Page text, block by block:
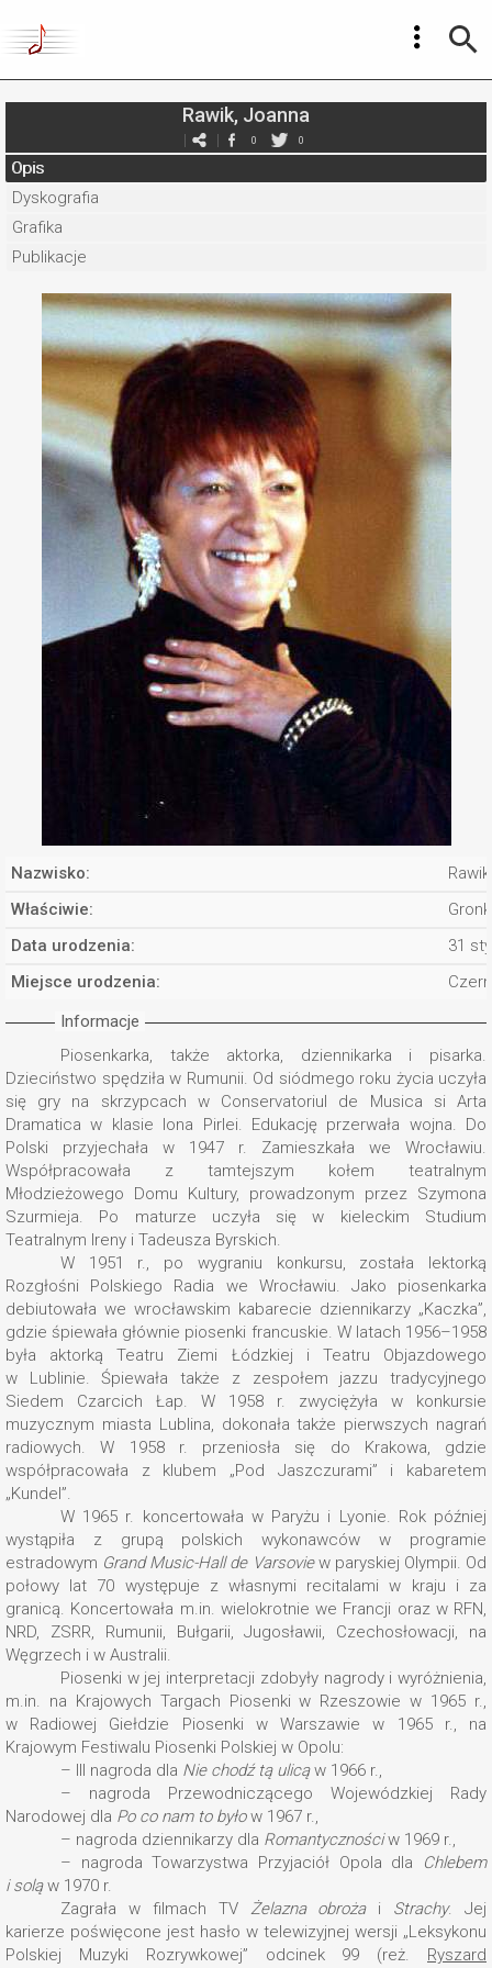
Rawik, Joanna
0 0
Opis
Dyskografia
Grafika
Publikacje
Nazwisko:
Właściwie:
Data urodzenia:
31
Miejsce urodzenia:
Informacje
Piosenkarka, także aktorka, dziennikarka i pisarka.
Dzieciństwo spędziła w Rumunii. Od siódmego roku życia uczyła
się gry na skrzypcach w Conservatoriul de Musica si Arta
Dramatica w klasie Iona Pirlei. Edukację przerwała wojna. Do
Polski przyjechała w 1947 r. Zamieszkała we Wrocławiu.
Współpracowała z tamtejszym kołem teatralnym
Młodzieżowego Domu Kultury, prowadzonym przez Szymona
Szurmieja. Po maturze uczyła się w kieleckim Studium
Teatralnym Ireny i Tadeusza Byrskich.
W 1951 r., po wygraniu konkursu, została lektorką
Rozgłośni Polskiego Radia we Wrocławiu. Jako piosenkarka
debiutowała we wrocławskim kabarecie dziennikarzy „Kaczka”,
gdzie śpiewała głównie piosenki francuskie. W latach 1956–1958
była aktorką Teatru Ziemi Łódzkiej i Teatru Objazdowego
w Lublinie. Śpiewała także z zespołem jazzu tradycyjnego
Siedem Czarcich Łap. W 1958 r. zwyciężyła w konkursie
muzycznym miasta Lublina, dokonała także pierwszych nagrań
radiowych. W 1958 r. przeniosła się do Krakowa, gdzie
współpracowała z klubem „Pod Jaszczurami” i kabaretem
„Kundel”.
W 1965 r. koncertowała w Paryżu i Lyonie. Rok później
wystąpiła z grupą polskich wykonawców w programie
estradowym Grand Music-Hall de Varsoview paryskiej Olympii. Od
połowy lat 70 występuje z własnymi recitalami w kraju i za
granicą. Koncertowała m.in. wielokrotnie we Francji oraz w RFN,
NRD, ZSRR, Rumunii, Bułgarii, Jugosławii, Czechosłowacji, na
Węgrzech i w Australii.
Piosenki w jej interpretacji zdobyły nagrody i wyróżnienia,
m.in. na Krajowych Targach Piosenki w Rzeszowie w 1965 r.,
w Radiowej Giełdzie Piosenki w Warszawie w 1965 r., na
Krajowym Festiwalu Piosenki Polskiej w Opolu:
– III nagroda dla Nie chodź tą ulicąw 1966 r.,
– nagroda Przewodniczącego Wojewódzkiej Rady
Narodowej dla Po co nam to byłow 1967 r.,
– nagroda dziennikarzy dla Romantycznościw 1969 r.,
– nagroda Towarzystwa Przyjaciół Opola dla
Chlebem
i soląw 1970 r.
Zagrała w filmach TV Żelazna obrożai Strachy. Jej
karierze poświęcone jest hasło w telewizyjnej wersji „Leksykonu
Polskiej Muzyki Rozrywkowej” odcinek 99 (reż. Ryszard